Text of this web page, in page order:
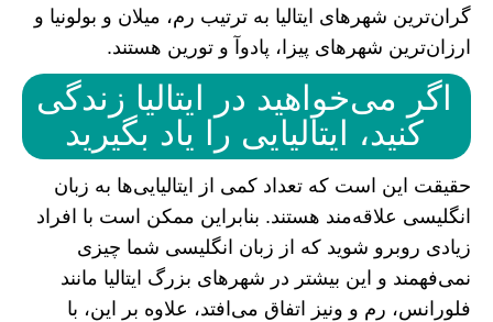
گران‌ترین شهر‌های ایتالیا به ترتیب رم، میلان و بولونیا و
ارزان‌ترین شهر‌های پیزا، پادوآ و تورین هستند.
اگر می‌خواهید در ایتالیا زندگی
کنید، ایتالیایی را یاد بگیرید
حقیقت این است که تعداد کمی از ایتالیایی‌ها به زبان
انگلیسی علاقه‌مند هستند. بنابراین ممکن است با افراد
زیادی روبرو شوید که از زبان انگلیسی شما چیزی
نمی‌فهمند و این بیشتر در شهر‌های بزرگ ایتالیا مانند
فلورانس، رم و ونیز اتفاق می‌افتد، علاوه بر این، با